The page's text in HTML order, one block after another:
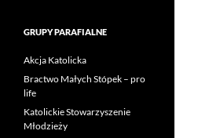
GRUPY PARAFIALNE
Akcja Katolicka
Bractwo Małych Stópek – pro
life
Katolickie Stowarzyszenie
Młodzieży